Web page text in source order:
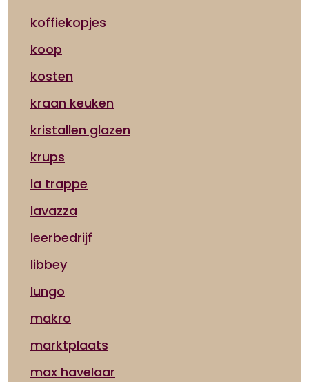
koffiekopjes
koop
kosten
kraan keuken
kristallen glazen
krups
la trappe
lavazza
leerbedrijf
libbey
lungo
makro
marktplaats
max havelaar